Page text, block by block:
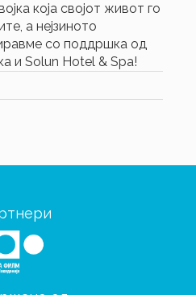
која својот живот го
а нејзиното
со поддршка од
и Solun Hotel & Spa!